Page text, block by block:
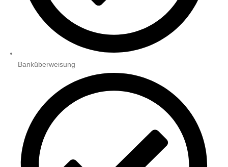
Banküberweisung